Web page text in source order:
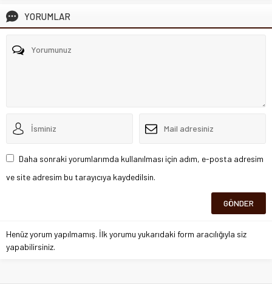
YORUMLAR
Daha sonraki yorumlarımda kullanılması için adım, e-posta adresim
ve site adresim bu tarayıcıya kaydedilsin.
Henüz yorum yapılmamış. İlk yorumu yukarıdaki form aracılığıyla siz
yapabilirsiniz.